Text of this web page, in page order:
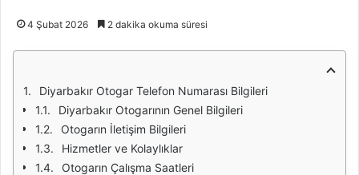
4 Şubat 2026 2 dakika okuma süresi
Diyarbakır Otogar Telefon Numarası Bilgileri
Diyarbakır Otogarının Genel Bilgileri
Otogarın İletişim Bilgileri
Hizmetler ve Kolaylıklar
Otogarın Çalışma Saatleri